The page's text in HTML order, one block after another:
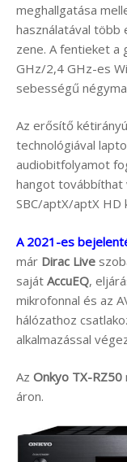
meghallgatása
használatával több
zene. A fentieket a
GHz/2,4 GHz-es
sebességű
Az erősítő
technológiával
audiobitfolyamot
hangot továbbíthat
SBC/aptX/aptX HD
A 2021-es
már Dirac Live
saját AccuEQ,
mikrofonnal és az
hálózathoz
alkalmazással
Az Onkyo TX-RZ50
áron.